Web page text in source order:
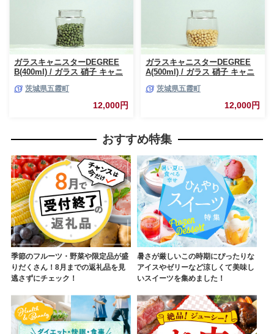
ガラスキャニスターDEGREE
B(400ml) / ガラス 硝子 キャニ
耐熱 一生もの 職人 こだわり
JIDA デザインミュージアムセ
レクション 茨城県 五霞町
茨城県五霞町
12,000円
ガラスキャニスターDEGREE
A(500ml) / ガラス 硝子 キャニ
耐熱 一生もの 職人 こだわり
JIDA デザインミュージアムセ
レクション 茨城県 五霞町
茨城県五霞町
12,000円
おすすめ特集
季節のフルーツ・野菜や限定品が盛
りだくさん！8月までの返礼品を見
逃さずにチェック！
暑さが厳しいこの時期にぴったりな
アイスやゼリーなど涼しくて美味し
いスイーツを集めました！